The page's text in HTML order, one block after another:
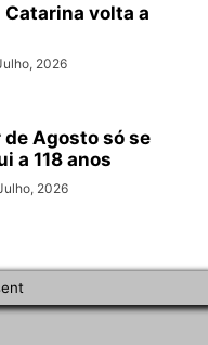
Catarina volta a
2026
Agosto só se
a 118 anos
2026